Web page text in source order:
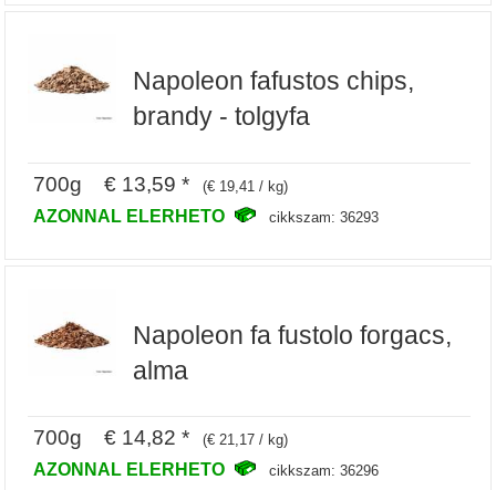
Napoleon fafustos chips,
brandy - tolgyfa
700g € 13,59 * (€ 19,41 / kg)
AZONNAL ELERHETO cikkszam: 36293
Napoleon fa fustolo forgacs,
alma
700g € 14,82 * (€ 21,17 / kg)
AZONNAL ELERHETO cikkszam: 36296